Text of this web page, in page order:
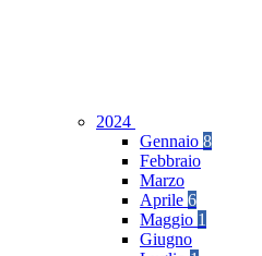
2024
Gennaio 8
Febbraio
Marzo
Aprile 6
Maggio 1
Giugno